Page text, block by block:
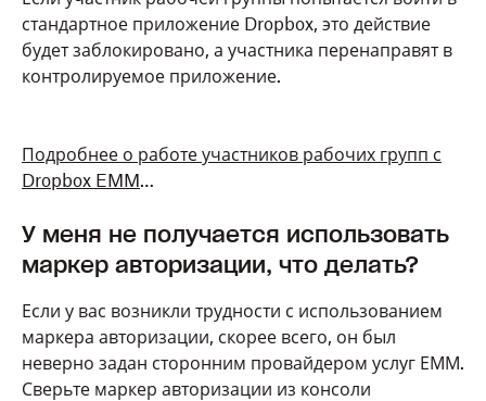
стандартное приложение Dropbox, это действие
будет заблокировано, а участника перенаправят в
контролируемое приложение.
Подробнее о работе участников рабочих групп с
Dropbox EMM…
У меня не получается использовать
маркер авторизации, что делать?
Если у вас возникли трудности с использованием
маркера авторизации, скорее всего, он был
неверно задан сторонним провайдером услуг ЕММ.
Сверьте маркер авторизации из консоли